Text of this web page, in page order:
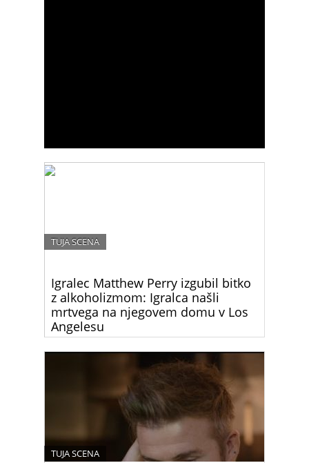
Igralec Matthew Perry izgubil bitko
z alkoholizmom: Igralca našli
mrtvega na njegovem domu v Los
Angelesu
TUJA SCENA
legendaren po vlogi Chandlerja Binga v priljubljeni
televizijski seriji “Prijatelji,” je umrl danes ponoči.
Njegova smrt je pretresla svet zabave in njegove
TUJA SCENA